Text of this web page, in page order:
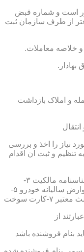
است و شماره قبض
از طرف سازمان ثبت
و املاک بازداشت
نیاز را اخذ و بررسی
تنظیم و ثبت ان اقدام
۱-مدارک مالکیت ۲-تائیدیه نقل وانتقال وشناسنامه مالکیت ۳-
مدارک هویتی وشخصی ونظام وظیفه ۴-عوارض سالیانه خودرو ۵-
بنام فروشنده باشد